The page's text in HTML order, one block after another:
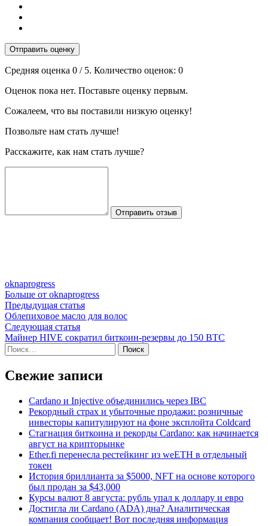
Отправить оценку
Средняя оценка 0 / 5. Количество оценок: 0
Оценок пока нет. Поставьте оценку первым.
Сожалеем, что вы поставили низкую оценку!
Позвольте нам стать лучше!
Расскажите, как нам стать лучше?
Отправить отзыв
oknaprogress
Больше от oknaprogress
Навигация
по
записям
Предыдущая статьяПредыдущая
статья:
Облепиховое масло для волос
Следующая статьяСледующая
статья:
Майнер HIVE сократил биткоин-резервы до 150 BTC
Найти:
Свежие записи
Cardano и Injective объединились через IBC
Рекордный страх и убыточные продажи: розничные
инвесторы капитулируют на фоне эксплойта Coldcard
Стагнация биткоина и рекорды Cardano: как начинается
август на крипторынке
Ether.fi перенесла рестейкинг из weETH в отдельный
токен
История бриллианта за $5000, NFT на основе которого
был продан за $43,000
Курсы валют 8 августа: рубль упал к доллару и евро
Достигла ли Cardano (ADA) дна? Аналитическая
компания сообщает! Вот последняя информация